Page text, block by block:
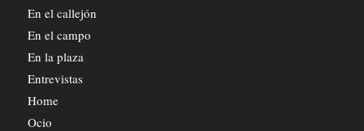
En el callejón
En el campo
En la plaza
Entrevistas
Home
Ocio